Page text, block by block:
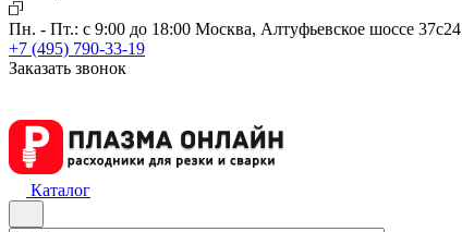
Пн. - Пт.: с 9:00 до 18:00 Москва, Алтуфьевское шоссе 37с24
+7 (495) 790-33-19
Заказать звонок
Каталог